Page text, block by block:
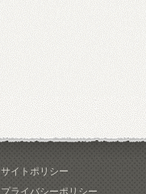
サイトポリシー
プライバシーポリシー